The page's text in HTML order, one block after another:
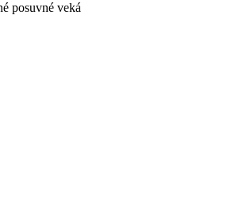
posuvné veká